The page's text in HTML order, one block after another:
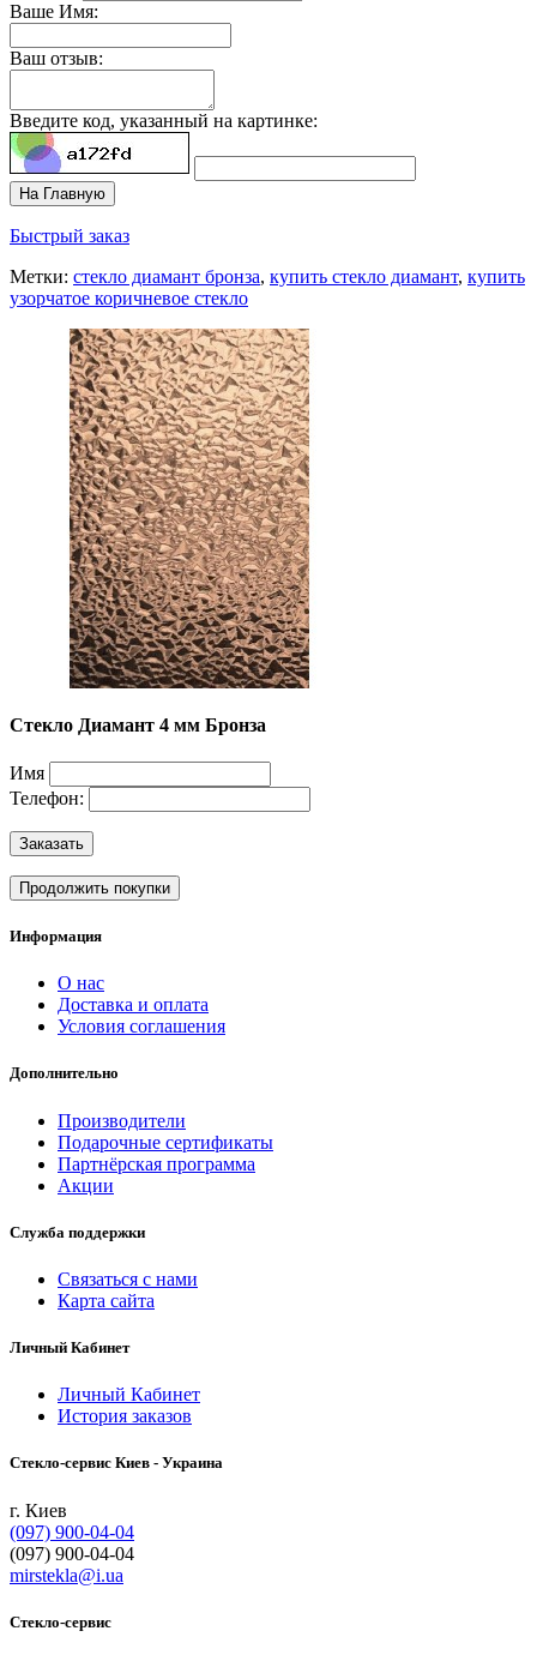
Ваше Имя:
Ваш отзыв:
Введите код, указанный на картинке:
На Главную
Быстрый заказ
Метки: стекло диамант бронза, купить стекло диамант, купить
узорчатое коричневое стекло
Стекло Диамант 4 мм Бронза
Имя
Телефон:
Заказать
Продолжить покупки
Информация
О нас
Доставка и оплата
Условия соглашения
Дополнительно
Производители
Подарочные сертификаты
Партнёрская программа
Акции
Служба поддержки
Связаться с нами
Карта сайта
Личный Кабинет
Личный Кабинет
История заказов
Cтекло-сервис Киев - Украина
г. Киев
(097) 900-04-04
(097) 900-04-04
mirstekla@i.ua
Стекло-сервис